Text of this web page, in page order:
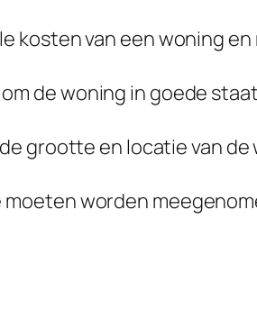
kosten van een woning
de woning in goede
grootte en locatie van
worden